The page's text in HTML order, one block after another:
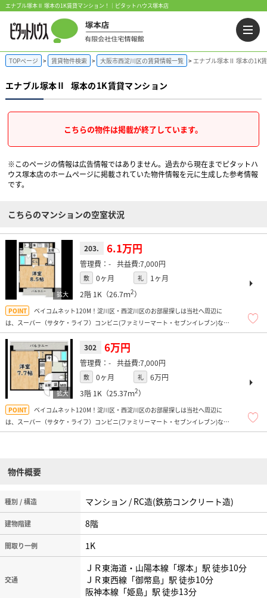
エナブル塚本Ⅱ 塚本の1K賃貸マンション！｜ピタットハウス塚本店
TOPページ 賃貸物件検索 大阪市西淀川区の賃貸情報一覧 エナブル塚本Ⅱ 塚本の1K
エナブル塚本Ⅱ 塚本の1K賃貸マンション
こちらの物件は掲載が終了しています。
※このページの情報は広告情報ではありません。過去から現在までピタットハ
ウス塚本店のホームぺージに掲載されていた物件情報を元に生成した参考情報
です。
こちらのマンションの空室状況
203. 6.1万円
- 7,000円
敷 0ヶ月 礼
1ヶ月
2階 1K（26.7ｍ2）
ベイコムネット120M！淀川区・西淀川区のお部屋探しは当社へ周辺に
は、スーパー（サタケ・ライフ）コンビニ(ファミリーマート・セブンイレブン)など
があり、生活環境が整っております！
302 6万円
- 7,000円
敷 0ヶ月 礼
6万円
3階 1K（25.37ｍ2）
ベイコムネット120M！淀川区・西淀川区のお部屋探しは当社へ周辺に
は、スーパー（サタケ・ライフ）コンビニ(ファミリーマート・セブンイレブン)など
があり、生活環境が整っております！
物件概要
種別 / 構造 マンション / RC造(鉄筋コンクリート造)
建物階建 8階
間取り一例 1K
交通
ＪＲ東海道・山陽本線「塚本」駅 徒歩10分
ＪＲ東西線「御幣島」駅 徒歩10分
阪神本線「姫島」駅 徒歩13分